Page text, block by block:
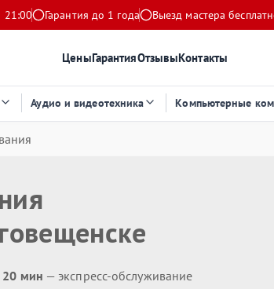
21:00 Гарантия до 1 года Выезд мастера
ЦеныГарантияОтзывыКонтакты
Аудио и видеотехника Компьютерные
20 мин — экспресс-обслуживание